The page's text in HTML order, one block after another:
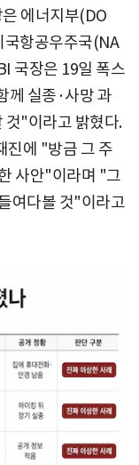
에너지부(DO
항공우주국(NA
국장은 19일 폭스
께 실종·사망 과
것"이라고 밝혔다.
진에 "방금 그 주
사안"이라며 "그
여다볼 것"이라고